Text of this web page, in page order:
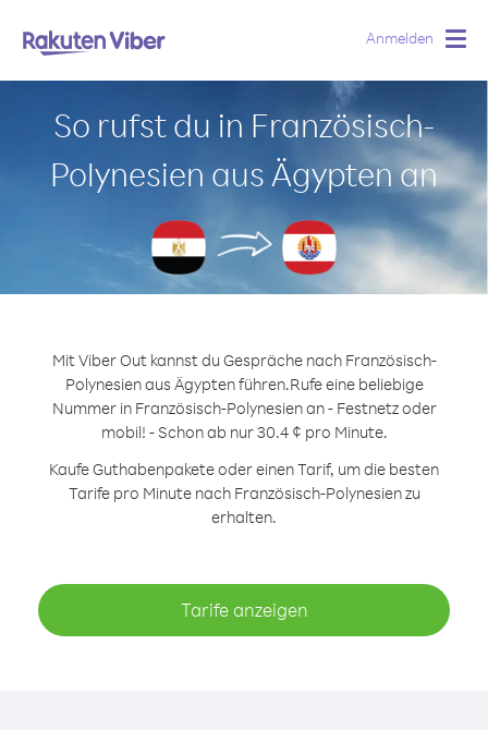
Anmelden
So rufst du in Französisch-
Polynesien aus Ägypten an
Mit Viber Out kannst du Gespräche nach Französisch-
Polynesien aus Ägypten führen.Rufe eine beliebige
Nummer in Französisch-Polynesien an - Festnetz oder
mobil! - Schon ab nur 30.4 ¢ pro Minute.
Kaufe Guthabenpakete oder einen Tarif, um die besten
Tarife pro Minute nach Französisch-Polynesien zu
erhalten.
Tarife anzeigen